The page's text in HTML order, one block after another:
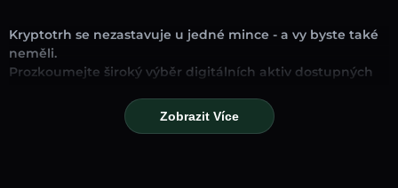
Kryptotrh se nezastavuje u jedné mince - a vy byste také
neměli.
Prozkoumejte široký výběr digitálních aktiv dostupných
hledáte zavedené stablecoiny, slibné altcoiny nebo
trendové nové tokeny, najdete je všechny na jednom
Zobrazit Více